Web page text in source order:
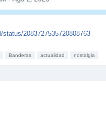
2083727535720808763
Banderas actualidad nostalgia